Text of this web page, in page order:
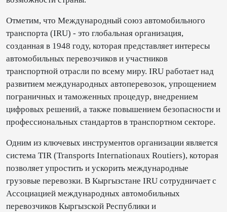
Отметим, что Международный союз автомобильного
транспорта (IRU) - это глобальная организация,
созданная в 1948 году, которая представляет интересы
автомобильных перевозчиков и участников
транспортной отрасли по всему миру. IRU работает над
развитием международных автоперевозок, упрощением
пограничных и таможенных процедур, внедрением
цифровых решений, а также повышением безопасности и
профессиональных стандартов в транспортном секторе.
Одним из ключевых инструментов организации является
система TIR (Transports Internationaux Routiers), которая
позволяет упростить и ускорить международные
грузовые перевозки. В Кыргызстане IRU сотрудничает с
Ассоциацией международных автомобильных
перевозчиков Кыргызской Республики и